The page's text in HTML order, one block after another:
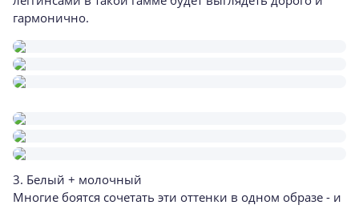
гармонично.
3. Белый + молочный
Многие боятся сочетать эти оттенки в одном образе - и